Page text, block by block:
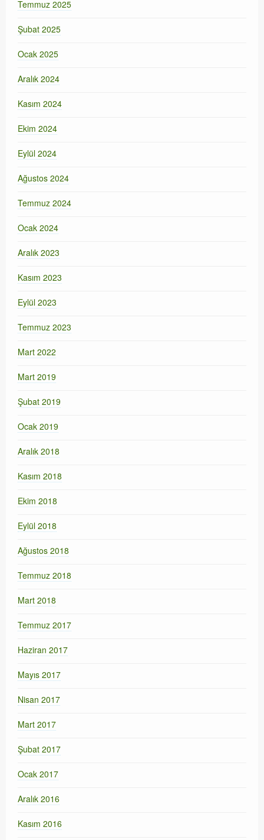
Temmuz 2025
Şubat 2025
Ocak 2025
Aralık 2024
Kasım 2024
Ekim 2024
Eylül 2024
Ağustos 2024
Temmuz 2024
Ocak 2024
Aralık 2023
Kasım 2023
Eylül 2023
Temmuz 2023
Mart 2022
Mart 2019
Şubat 2019
Ocak 2019
Aralık 2018
Kasım 2018
Ekim 2018
Eylül 2018
Ağustos 2018
Temmuz 2018
Mart 2018
Temmuz 2017
Haziran 2017
Mayıs 2017
Nisan 2017
Mart 2017
Şubat 2017
Ocak 2017
Aralık 2016
Kasım 2016